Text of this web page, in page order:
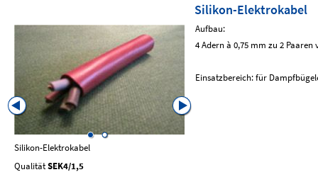
Silikon-Elektrokabel
Aufbau:
4 Adern à 0,75 mm zu 2 Paaren
Einsatzbereich: für
Silikon-Elektrokabel
QualitätSEK4/1,5